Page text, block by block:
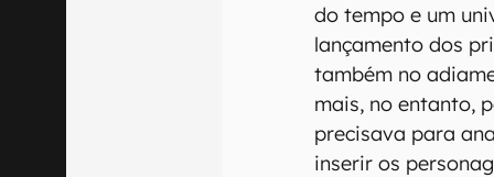
do tempo e um
lançamento dos
também no
mais, no entanto,
precisava para
inserir os